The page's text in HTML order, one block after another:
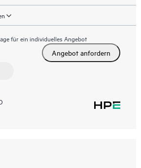
für ein individuelles Angebot
Angebot anfordern